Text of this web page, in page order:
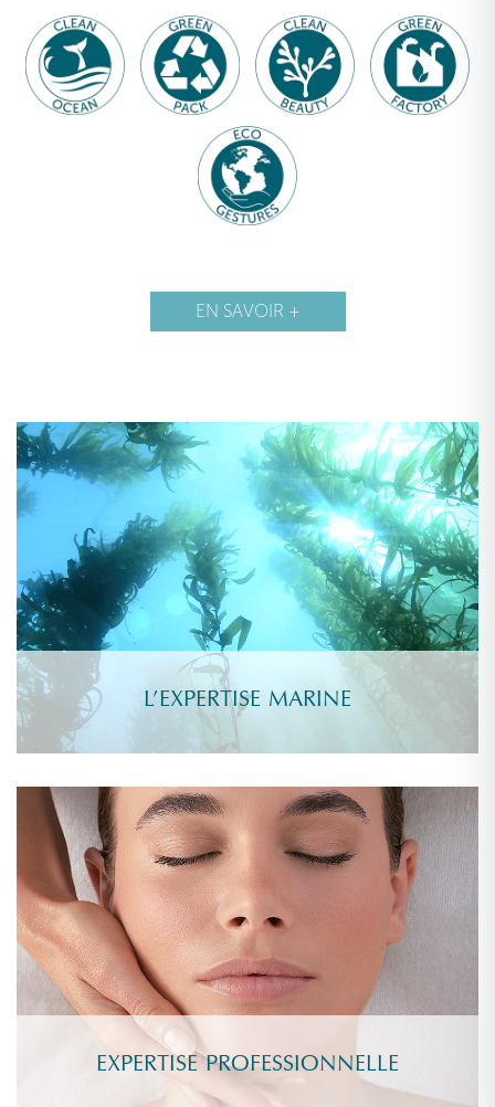
EN SAVOIR +
L’EXPERTISE MARINE
EXPERTISE PROFESSIONNELLE